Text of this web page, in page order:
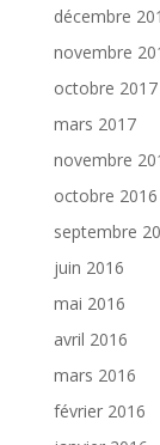
décembre
novembre
octobre 2017
mars 2017
novembre
octobre 2016
septembre
juin 2016
mai 2016
avril 2016
mars 2016
février 2016